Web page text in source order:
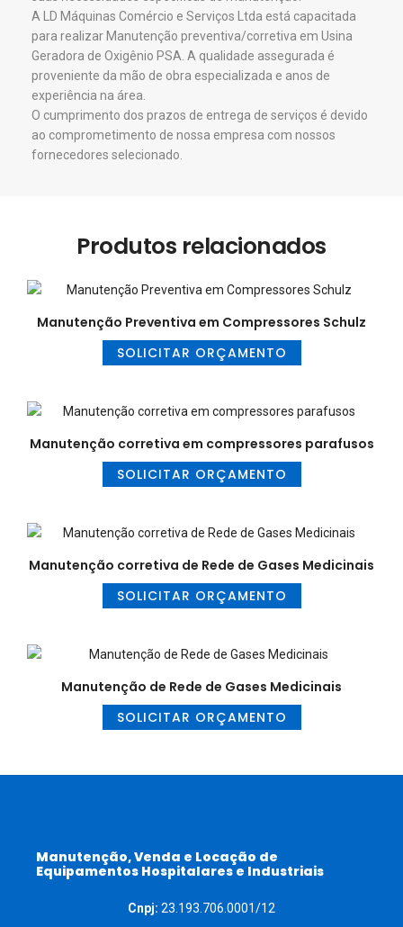
A LD Máquinas Comércio e Serviços Ltda está capacitada
para realizar Manutenção preventiva/corretiva em Usina
Geradora de Oxigênio PSA. A qualidade assegurada é
proveniente da mão de obra especializada e anos de
experiência na área.
​O cumprimento dos prazos de entrega de serviços é devido
ao comprometimento de nossa empresa com nossos
fornecedores selecionado.
Produtos relacionados
Manutenção Preventiva em Compressores Schulz
SOLICITAR ORÇAMENTO
Manutenção corretiva em compressores parafusos
SOLICITAR ORÇAMENTO
Manutenção corretiva de Rede de Gases Medicinais
SOLICITAR ORÇAMENTO
Manutenção de Rede de Gases Medicinais
SOLICITAR ORÇAMENTO
Manutenção, Venda e Locação de
Equipamentos Hospitalares e Industriais
Cnpj: 23.193.706.0001/12